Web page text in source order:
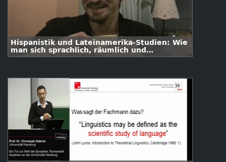
Hispanistik und Lateinamerika-Studien: Wie
man sich sprachlich, räumlich und
disziplinär breit aufstellen kann